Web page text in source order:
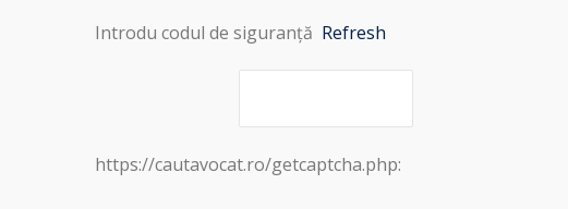
Introdu codul de siguranță Refresh
https://cautavocat.ro/getcaptcha.php: